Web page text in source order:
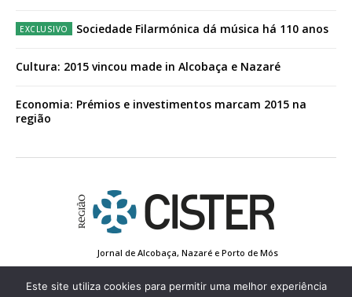
Sociedade Filarmónica dá música há 110 anos
Cultura: 2015 vincou made in Alcobaça e Nazaré
Economia: Prémios e investimentos marcam 2015 na
região
Jornal de Alcobaça, Nazaré e Porto de Mós
Conta de Registo
Edição Impressa
Este site utiliza cookies para permitir uma melhor experiência